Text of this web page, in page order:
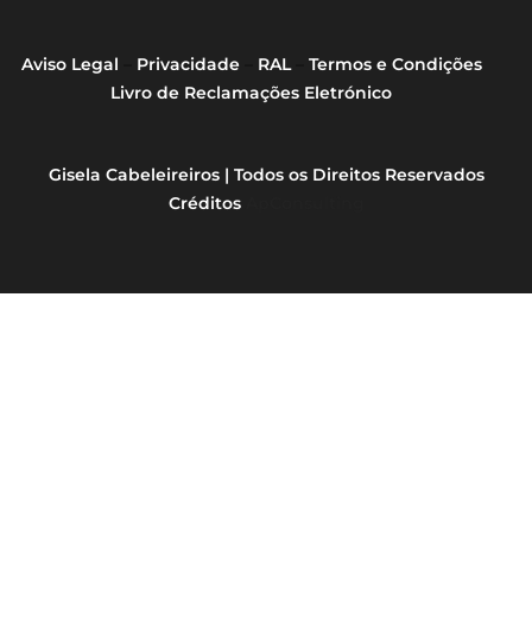
Aviso Legal Privacidade– RAL– Termos e Condições
Livro de Reclamações Eletrónico
Gisela Cabeleireiros | Todos os Direitos Reservados
Créditos